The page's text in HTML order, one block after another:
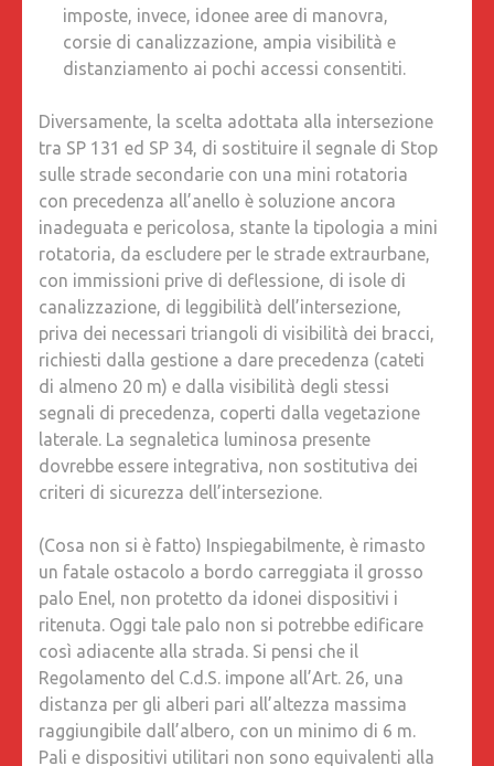
imposte, invece, idonee aree di manovra,
corsie di canalizzazione, ampia visibilità e
distanziamento ai pochi accessi consentiti.
Diversamente, la scelta adottata alla intersezione
tra SP 131 ed SP 34, di sostituire il segnale di Stop
sulle strade secondarie con una mini rotatoria
con precedenza all’anello è soluzione ancora
inadeguata e pericolosa, stante la tipologia a mini
rotatoria, da escludere per le strade extraurbane,
con immissioni prive di deflessione, di isole di
canalizzazione, di leggibilità dell’intersezione,
priva dei necessari triangoli di visibilità dei bracci,
richiesti dalla gestione a dare precedenza (cateti
di almeno 20 m) e dalla visibilità degli stessi
segnali di precedenza, coperti dalla vegetazione
laterale. La segnaletica luminosa presente
dovrebbe essere integrativa, non sostitutiva dei
criteri di sicurezza dell’intersezione.
(Cosa non si è fatto) Inspiegabilmente, è rimasto
un fatale ostacolo a bordo carreggiata il grosso
palo Enel, non protetto da idonei dispositivi i
ritenuta. Oggi tale palo non si potrebbe edificare
così adiacente alla strada. Si pensi che il
Regolamento del C.d.S. impone all’Art. 26, una
distanza per gli alberi pari all’altezza massima
raggiungibile dall’albero, con un minimo di 6 m.
Pali e dispositivi utilitari non sono equivalenti alla